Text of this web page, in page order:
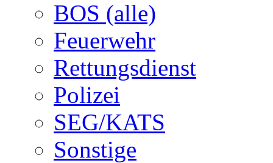
BOS (alle)
Feuerwehr
Rettungsdienst
Polizei
SEG/KATS
Sonstige